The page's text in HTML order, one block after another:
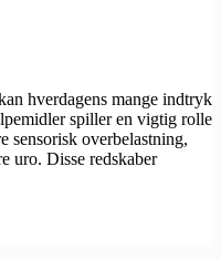
hverdagens mange indtryk
spiller en vigtig rolle
sensorisk overbelastning,
uro. Disse redskaber